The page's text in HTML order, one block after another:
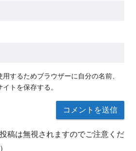
するためブラウザーに自分の名前、
トを保存する。
稿は無視されますのでご注意くだ